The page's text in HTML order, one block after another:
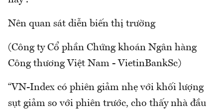
Nên quan sát diễn biến thị trường
(Công ty Cổ phần Chứng khoán Ngân hàng
Công thương Việt Nam - VietinBankSc)
“VN-Index có phiên giảm nhẹ với khối lượng
sụt giảm so với phiên trước, cho thấy nhà đầu